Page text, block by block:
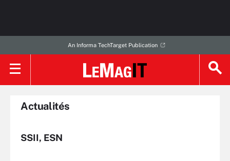
An Informa TechTarget Publication
Actualités
SSII, ESN